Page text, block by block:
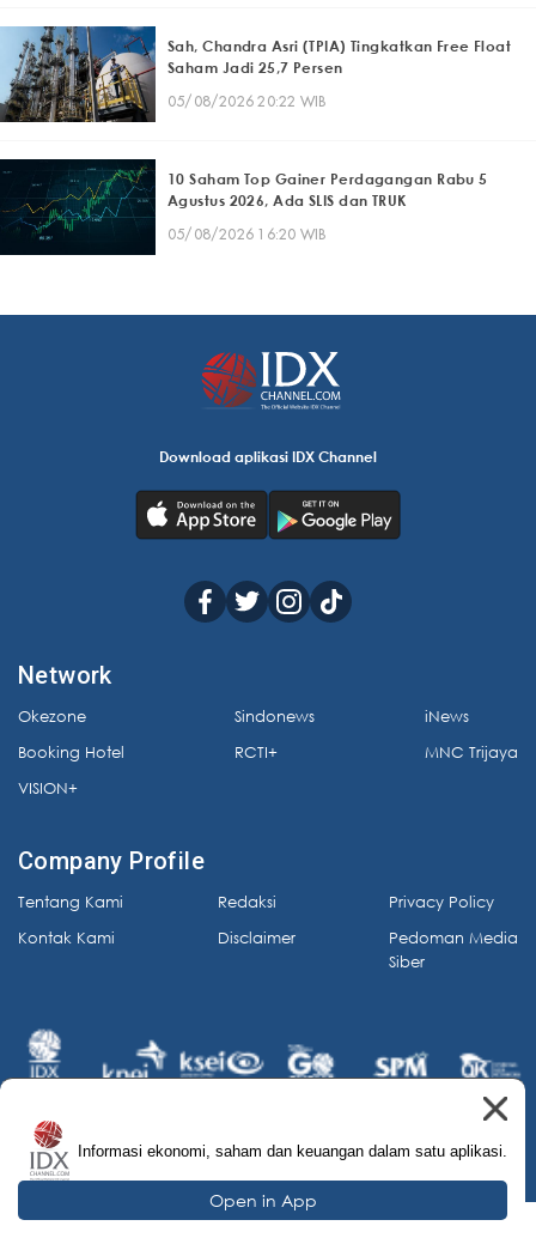
Sah, Chandra Asri (TPIA) Tingkatkan Free Float
Saham Jadi 25,7 Persen
05/08/2026 20:22 WIB
10 Saham Top Gainer Perdagangan Rabu 5
Agustus 2026, Ada SLIS dan TRUK
05/08/2026 16:20 WIB
Download aplikasi IDX Channel
Network
Okezone
Booking Hotel
VISION+
Sindonews
RCTI+
iNews
MNC Trijaya
Company Profile
Tentang Kami
Kontak Kami
Redaksi
Disclaimer
Privacy Policy
Pedoman Media
Siber
© 2026 IDX Channel. All Rights Reserved.
Informasi ekonomi, saham dan keuangan dalam satu aplikasi.
Open in App